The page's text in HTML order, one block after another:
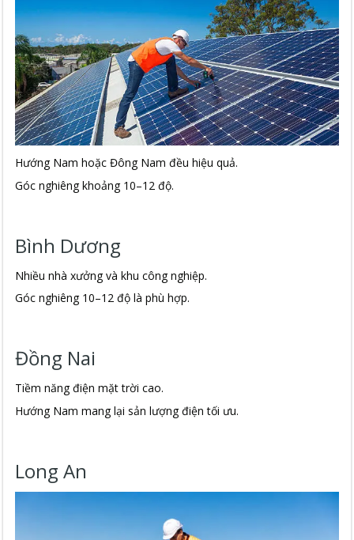
Hướng Nam hoặc Đông Nam đều hiệu quả.
Góc nghiêng khoảng 10–12 độ.
Bình Dương
Nhiều nhà xưởng và khu công nghiệp.
Góc nghiêng 10–12 độ là phù hợp.
Đồng Nai
Tiềm năng điện mặt trời cao.
Hướng Nam mang lại sản lượng điện tối ưu.
Long An